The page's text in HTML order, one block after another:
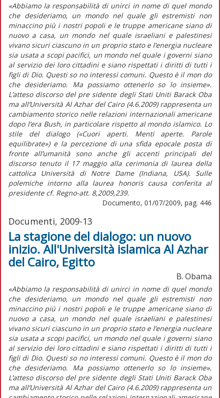
«Abbiamo la responsabilità di unirci in nome di quel mondo
che desideriamo, un mondo nel quale gli estremisti non
minaccino più i nostri popoli e le truppe americane siano di
nuovo a casa, un mondo nel quale israeliani e palestinesi
vivano sicuri ciascuno in un proprio stato e l’energia nucleare
sia usata a scopi pacifici, un mondo nel quale i governi siano
al servizio dei loro cittadini e siano rispettati i diritti di tutti i
figli di Dio. Questi so no interessi comuni. Questo è il mon do
che desideriamo. Ma possiamo ottenerlo so lo insieme».
L’atteso discorso del pre sidente degli Stati Uniti Barack Oba
ma all’Università Al Azhar del Cairo (4.6.2009) rappresenta un
cambiamento storico nelle relazioni internazionali americane
dopo l’era Bush, in particolare rispetto al mondo islamico. Lo
stile del dialogo («Cuori aperti. Menti aperte. Parole
equilibrate») e la percezione di una sfida epocale posta di
fronte all’umanità sono anche gli accenti principali del
discorso tenuto il 17 maggio alla cerimonia di laurea della
cattolica Università di Notre Dame (Indiana, USA). Sulle
polemiche intorno alla laurea honoris causa conferita al
presidente cf. Regno-att. 8,2009,239.
Documento, 01/07/2009, pag. 446
Documenti, 2009-13
La stagione del dialogo: un nuovo
inizio. All'Università islamica Al Azhar
del Cairo, Egitto
B. Obama
«Abbiamo la responsabilità di unirci in nome di quel mondo
che desideriamo, un mondo nel quale gli estremisti non
minaccino più i nostri popoli e le truppe americane siano di
nuovo a casa, un mondo nel quale israeliani e palestinesi
vivano sicuri ciascuno in un proprio stato e l’energia nucleare
sia usata a scopi pacifici, un mondo nel quale i governi siano
al servizio dei loro cittadini e siano rispettati i diritti di tutti i
figli di Dio. Questi so no interessi comuni. Questo è il mon do
che desideriamo. Ma possiamo ottenerlo so lo insieme».
L’atteso discorso del pre sidente degli Stati Uniti Barack Oba
ma all’Università Al Azhar del Cairo (4.6.2009) rappresenta un